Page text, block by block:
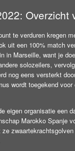
te verduren kregen
uit een 100% match
in Marseille, want je
solozeilers,
nog eens versterkt
wordt toegekend
eigen organisatie een
Marokko Spanje